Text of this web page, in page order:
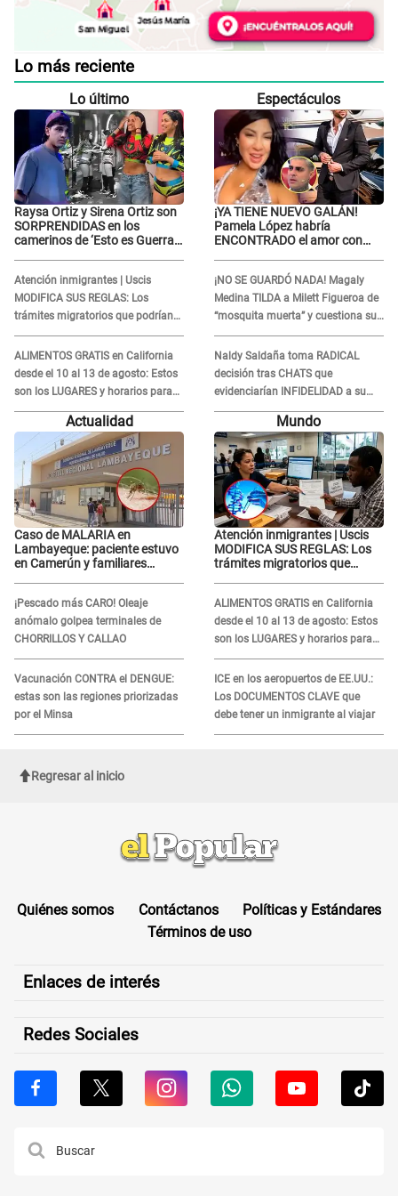
Lo más reciente
Lo último
Raysa Ortiz y Sirena Ortiz son
SORPRENDIDAS en los
camerinos de ‘Esto es Guerra’
Gabriel Moisés: “Gracias”
Atención inmigrantes | Uscis
MODIFICA SUS REGLAS: Los
trámites migratorios que podrían
necesitar tu prueba de ADN
ALIMENTOS GRATIS en California
desde el 10 al 13 de agosto: Estos
son los LUGARES y horarios para
recibir la ayuda
Espectáculos
¡YA TIENE NUEVO GALÁN!
Pamela López habría
ENCONTRADO el amor con
la ECHA en VIVO
¡NO SE GUARDÓ NADA! Magaly
Medina TILDA a Milett Figueroa de
“mosquita muerta” y cuestiona su
RECONCILIACIÓN con Marcelo
Tinelli en TV argentina
Naldy Saldaña toma RADICAL
decisión tras CHATS que
evidenciarían INFIDELIDAD a su
novio con animador de 'La Bella
Luz': "Un día..."
Actualidad
Caso de MALARIA en
Lambayeque: paciente estuvo
en Camerún y familiares
¡Pescado más CARO! Oleaje
anómalo golpea terminales de
CHORRILLOS Y CALLAO
Vacunación CONTRA el DENGUE:
estas son las regiones priorizadas
por el Minsa
Mundo
Atención inmigrantes | Uscis
MODIFICA SUS REGLAS: Los
trámites migratorios que
ALIMENTOS GRATIS en California
desde el 10 al 13 de agosto: Estos
son los LUGARES y horarios para
recibir la ayuda
ICE en los aeropuertos de EE.UU.:
Los DOCUMENTOS CLAVE que
debe tener un inmigrante al viajar
Regresar al inicio
Quiénes somos Contáctanos
Políticas y Estándares
Términos de uso
Enlaces de interés
Redes Sociales